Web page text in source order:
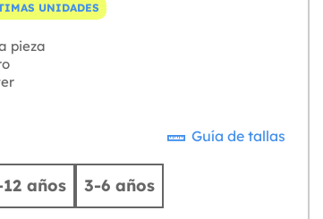
UNIDADES
pieza
Guía de tallas
años 3-6 años